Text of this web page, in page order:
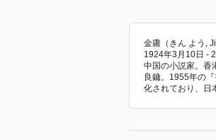
金庸（きん よう,
1924年3月10日 -
中国の小説家。香
良鏞。1955年の
化されており、日